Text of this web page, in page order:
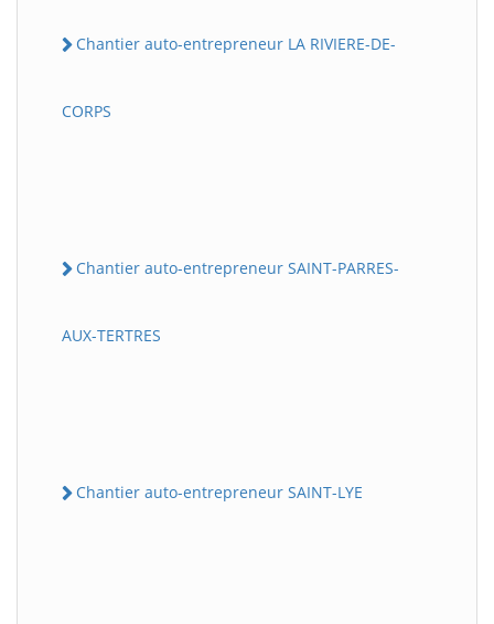
Chantier auto-entrepreneur LA RIVIERE-DE-
CORPS
Chantier auto-entrepreneur SAINT-PARRES-
AUX-TERTRES
Chantier auto-entrepreneur SAINT-LYE